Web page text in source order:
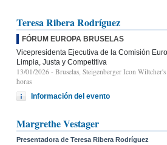
Teresa Ribera Rodríguez
FÓRUM EUROPA BRUSELAS
Vicepresidenta Ejecutiva de la Comisión
Limpia, Justa y Competitiva
13/01/2026 - Bruselas, Steigenberger Icon
horas
Información del evento
Margrethe Vestager
Presentadora de Teresa Ribera Rodríguez